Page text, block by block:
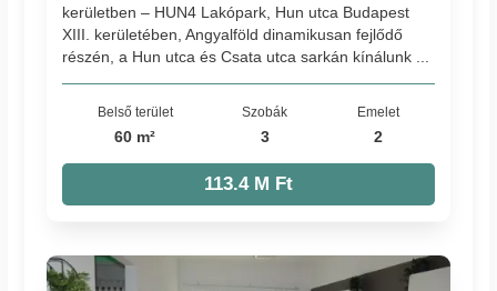
kerületben – HUN4 Lakópark, Hun utca Budapest
XIII. kerületében, Angyalföld dinamikusan fejlődő
részén, a Hun utca és Csata utca sarkán kínálunk ...
Belső terület
60 m²
Szobák
3
Emelet
2
113.4 M Ft